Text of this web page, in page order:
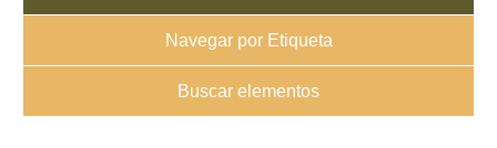
Navegar por Etiqueta
Buscar elementos